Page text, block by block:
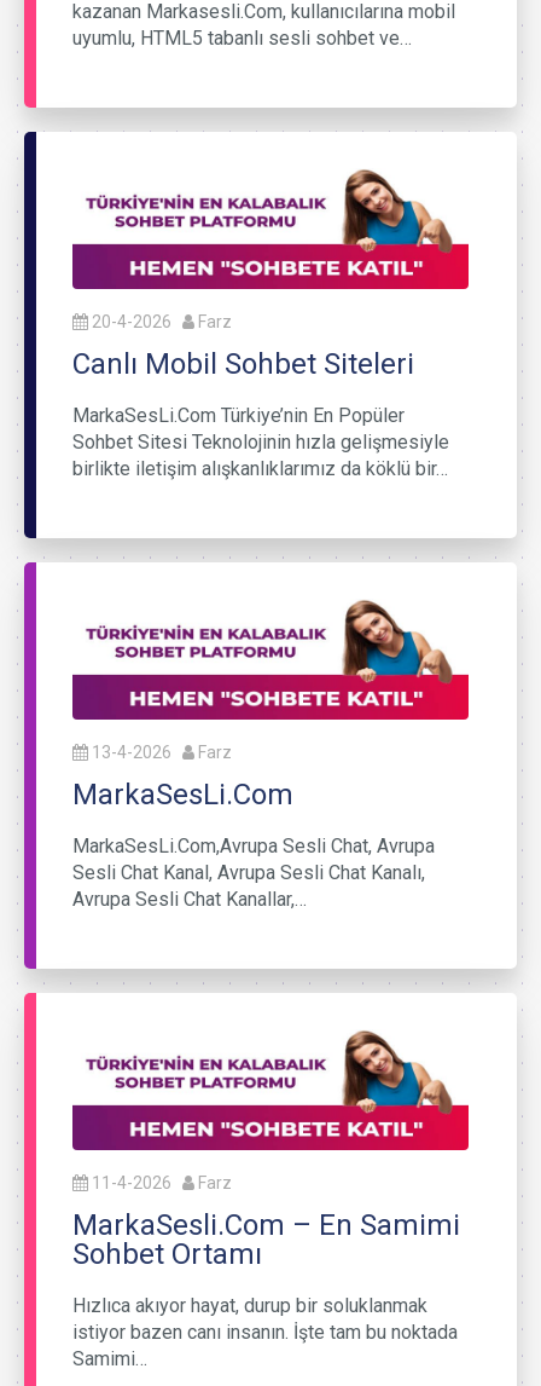
kazanan Markasesli.Com, kullanıcılarına mobil
uyumlu, HTML5 tabanlı sesli sohbet ve…
20-4-2026 Farz
Canlı Mobil Sohbet Siteleri
MarkaSesLi.Com Türkiye’nin En Popüler
Sohbet Sitesi Teknolojinin hızla gelişmesiyle
birlikte iletişim alışkanlıklarımız da köklü bir…
13-4-2026 Farz
MarkaSesLi.Com
MarkaSesLi.Com,Avrupa Sesli Chat, Avrupa
Sesli Chat Kanal, Avrupa Sesli Chat Kanalı,
Avrupa Sesli Chat Kanallar,…
11-4-2026 Farz
MarkaSesli.Com – En Samimi
Sohbet Ortamı
Hızlıca akıyor hayat, durup bir soluklanmak
istiyor bazen canı insanın. İşte tam bu noktada
Samimi…